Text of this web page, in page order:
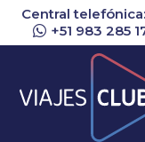
Central telefónica:
+51 983 285